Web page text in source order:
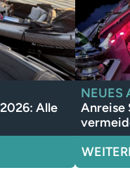
Alle
NEUES
Anreise